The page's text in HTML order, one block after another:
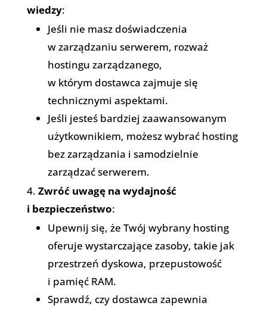
wiedzy:
Jeśli nie masz doświadczenia
w zarządzaniu serwerem, rozważ
hostingu zarządzanego,
w którym dostawca zajmuje się
technicznymi aspektami.
Jeśli jesteś bardziej zaawansowanym
użytkownikiem, możesz wybrać hosting
bez zarządzania i samodzielnie
zarządzać serwerem.
Zwróć uwagę na wydajność
i bezpieczeństwo:
Upewnij się, że Twój wybrany hosting
oferuje wystarczające zasoby, takie jak
przestrzeń dyskowa, przepustowość
i pamięć RAM.
Sprawdź, czy dostawca zapewnia